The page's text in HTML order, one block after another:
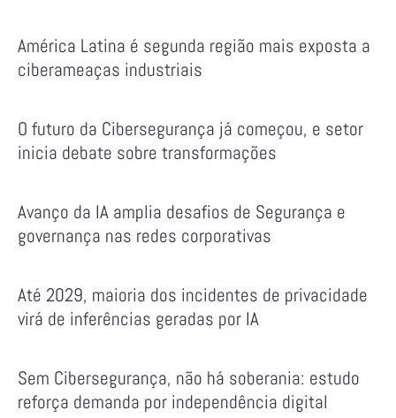
América Latina é segunda região mais exposta a
ciberameaças industriais
O futuro da Cibersegurança já começou, e setor
inicia debate sobre transformações
Avanço da IA amplia desafios de Segurança e
governança nas redes corporativas
Até 2029, maioria dos incidentes de privacidade
virá de inferências geradas por IA
Sem Cibersegurança, não há soberania: estudo
reforça demanda por independência digital